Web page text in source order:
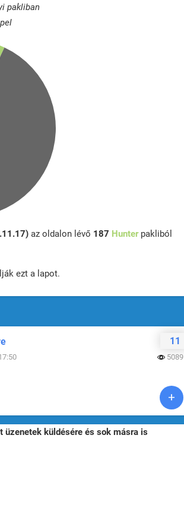
pakliban
az oldalon lévő 187 Hunterpakliból
ezt a lapot.
11
5089
üzenetek küldésére és sok másra is